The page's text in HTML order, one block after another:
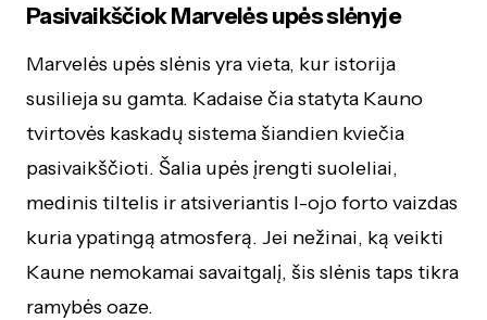
Pasivaikščiok Marvelės upės slėnyje
Marvelės upės slėnis yra vieta, kur istorija
susilieja su gamta. Kadaise čia statyta Kauno
tvirtovės kaskadų sistema šiandien kviečia
pasivaikščioti. Šalia upės įrengti suoleliai,
medinis tiltelis ir atsiveriantis I-ojo forto vaizdas
kuria ypatingą atmosferą. Jei nežinai, ką veikti
Kaune nemokamai savaitgalį, šis slėnis taps tikra
ramybės oaze.